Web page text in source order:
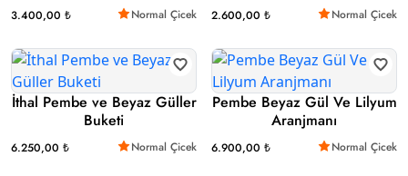
3.400,00 ₺ Normal Çicek 2.600,00 ₺ Normal Çicek
İthal Pembe ve Beyaz Güller
Buketi
6.250,00 ₺ Normal Çicek
Pembe Beyaz Gül Ve Lilyum
Aranjmanı
6.900,00 ₺ Normal Çicek